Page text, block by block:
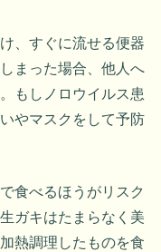
、すぐに流せる便器
まった場合、他人へ
もしノロウイルス患
やマスクをして予防
食べるほうがリスク
ガキはたまらなく美
熱調理したものを食